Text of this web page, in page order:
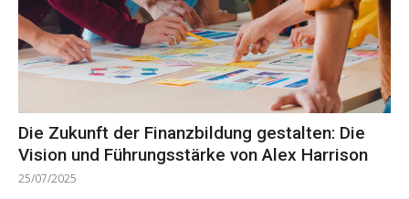
Die Zukunft der Finanzbildung gestalten: Die
Vision und Führungsstärke von Alex Harrison
25/07/2025